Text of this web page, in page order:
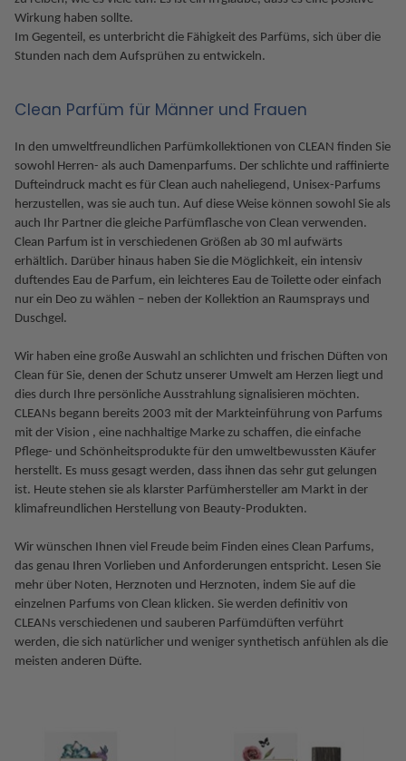
Wirkung haben sollte.
Im Gegenteil, es unterbricht die Fähigkeit des Parfüms, sich über die
Stunden nach dem Aufsprühen zu entwickeln.
Clean Parfüm für Männer und Frauen
In den umweltfreundlichen Parfümkollektionen von CLEAN finden Sie
sowohl Herren- als auch Damenparfums. Der schlichte und raffinierte
Dufteindruck macht es für Clean auch naheliegend, Unisex-Parfums
herzustellen, was sie auch tun. Auf diese Weise können sowohl Sie als
auch Ihr Partner die gleiche Parfümflasche von Clean verwenden.
Clean Parfum ist in verschiedenen Größen ab 30 ml aufwärts
erhältlich. Darüber hinaus haben Sie die Möglichkeit, ein intensiv
duftendes Eau de Parfum, ein leichteres Eau de Toilette oder einfach
nur ein Deo zu wählen – neben der Kollektion an Raumsprays und
Duschgel.
Wir haben eine große Auswahl an schlichten und frischen Düften von
Clean für Sie, denen der Schutz unserer Umwelt am Herzen liegt und
dies durch Ihre persönliche Ausstrahlung signalisieren möchten.
CLEANs begann bereits 2003 mit der Markteinführung von Parfums
mit der Vision , eine nachhaltige Marke zu schaffen, die einfache
Pflege- und Schönheitsprodukte für den umweltbewussten Käufer
herstellt. Es muss gesagt werden, dass ihnen das sehr gut gelungen
ist. Heute stehen sie als klarster Parfümhersteller am Markt in der
klimafreundlichen Herstellung von Beauty-Produkten.
Wir wünschen Ihnen viel Freude beim Finden eines Clean Parfums,
das genau Ihren Vorlieben und Anforderungen entspricht. Lesen Sie
mehr über Noten, Herznoten und Herznoten, indem Sie auf die
einzelnen Parfums von Clean klicken. Sie werden definitiv von
CLEANs verschiedenen und sauberen Parfümdüften verführt
werden, die sich natürlicher und weniger synthetisch anfühlen als die
meisten anderen Düfte.